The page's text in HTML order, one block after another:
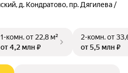
д. Кондратово, пр. Дягилева /
1-комн.от 22,8 м²
от 4,2 млн ₽
2-комн.от
от 5,5 млн ₽